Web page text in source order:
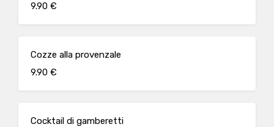
9.90 €
Cozze alla provenzale
9.90 €
Cocktail di gamberetti